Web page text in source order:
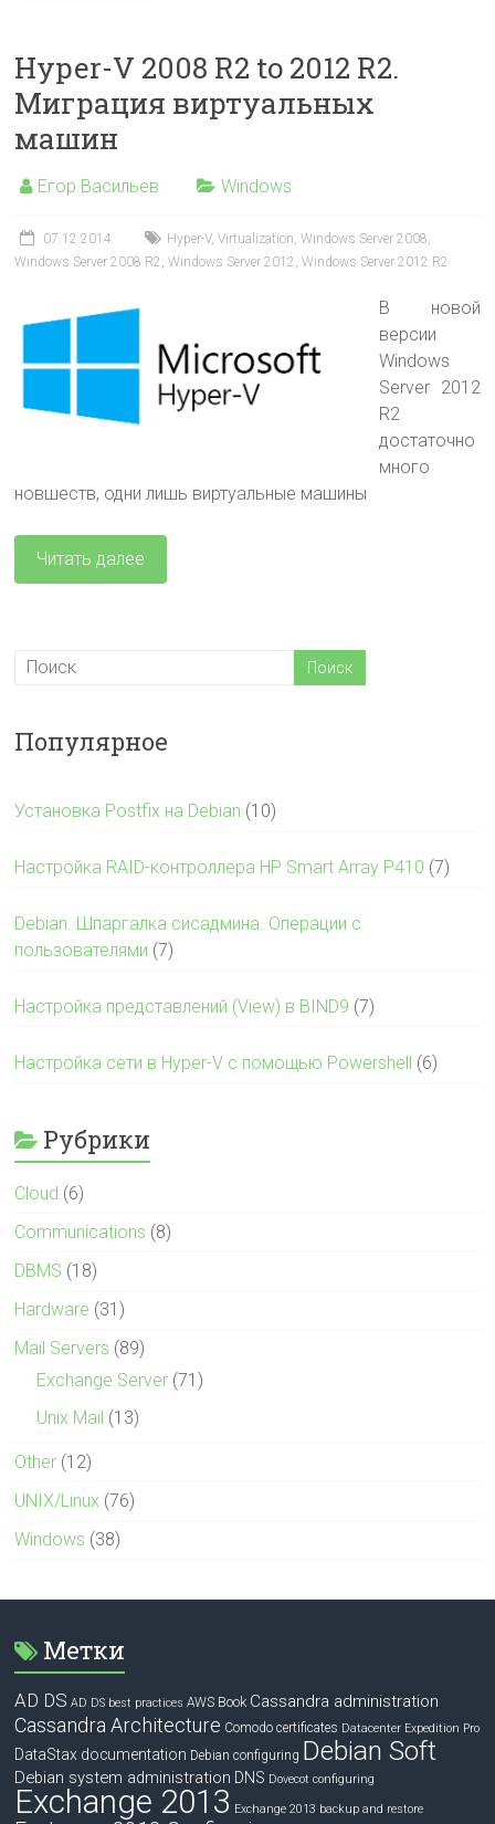
Hyper-V 2008 R2 to 2012 R2.
Миграция виртуальных
машин
Егор Васильев Windows
07.12.2014 Hyper-V,Virtualization,Windows Server 2008,
Windows Server 2008 R2 ,Windows Server 2012 ,Windows Server 2012 R2
В новой
версии
Windows
Server 2012
R2
достаточно
много
новшеств, одни лишь виртуальные машины
Читать далее
Популярное
Установка Postfix на Debian (10)
Настройка RAID-контроллера HP Smart Array P410 (7)
Debian. Шпаргалка сисадмина. Операции с
пользователями (7)
Настройка представлений (View) в BIND9 (7)
Настройка сети в Hyper-V с помощью Powershell (6)
Рубрики
Cloud (6)
Communications (8)
DBMS (18)
Hardware (31)
Mail Servers (89)
Exchange Server (71)
Unix Mail (13)
Other (12)
UNIX/Linux (76)
Windows (38)
Метки
AD DS AD DS best practices AWS Book Cassandra administration
Cassandra Architecture Comodo certificates Datacenter Expedition Pro
DataStax documentation Debian configuring Debian Soft
Debian system administration DNS Dovecot configuring
Exchange 2013 Exchange 2013 backup and restore